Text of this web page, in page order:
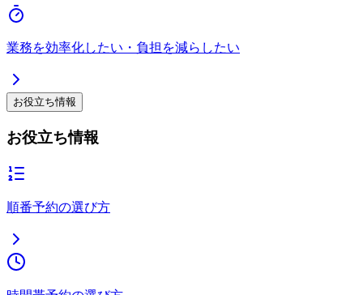
業務を効率化したい・負担を減らしたい
お役立ち情報
お役立ち情報
順番予約の選び方